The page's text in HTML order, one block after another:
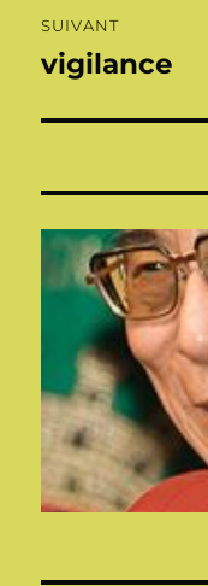
SUIVANT
Publication
vigilance